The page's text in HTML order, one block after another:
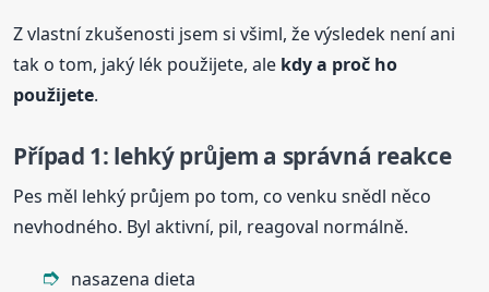
Z vlastní zkušenosti jsem si všiml, že výsledek není ani
tak o tom, jaký lék použijete, ale kdy a proč ho
použijete.
Případ 1: lehký průjem a správná reakce
Pes měl lehký průjem po tom, co venku snědl něco
nevhodného. Byl aktivní, pil, reagoval normálně.
nasazena dieta